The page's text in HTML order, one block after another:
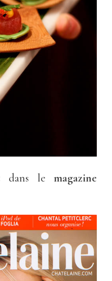
dans le magazine